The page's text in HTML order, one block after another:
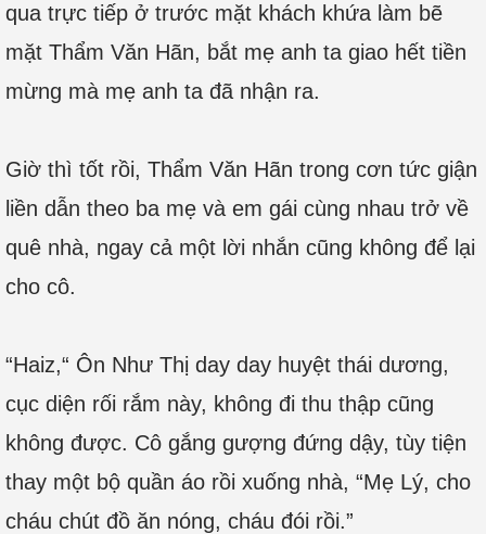
qua trực tiếp ở trước mặt khách khứa làm bẽ
mặt Thẩm Văn Hãn, bắt mẹ anh ta giao hết tiền
mừng mà mẹ anh ta đã nhận ra.
Giờ thì tốt rồi, Thẩm Văn Hãn trong cơn tức giận
liền dẫn theo ba mẹ và em gái cùng nhau trở về
quê nhà, ngay cả một lời nhắn cũng không để lại
cho cô.
“Haiz,“ Ôn Như Thị day day huyệt thái dương,
cục diện rối rắm này, không đi thu thập cũng
không được. Cô gắng gượng đứng dậy, tùy tiện
thay một bộ quần áo rồi xuống nhà, “Mẹ Lý, cho
cháu chút đồ ăn nóng, cháu đói rồi.”